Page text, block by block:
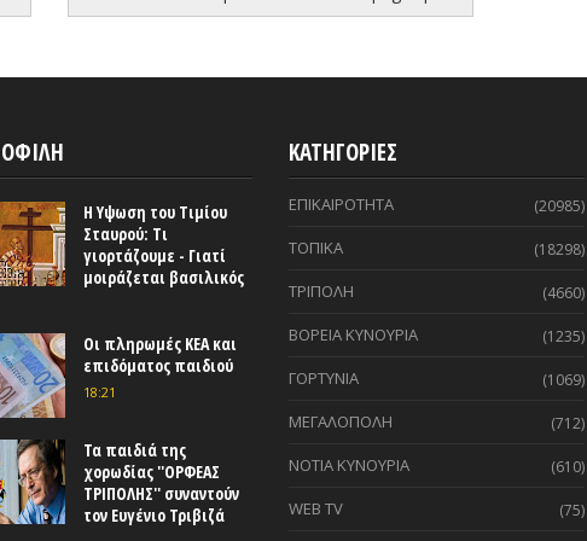
Η Υψωση του Τιμίου
Σταυρού: Τι
γιορτάζουμε - Γιατί
μοιράζεται βασιλικός
Οι πληρωμές ΚΕΑ και
επιδόματος παιδιού
18:21
Τα παιδιά της
χορωδίας ''ΟΡΦΕΑΣ
ΤΡΙΠΟΛΗΣ'' συναντούν
τον Ευγένιο Τριβιζά
ΚΑΤΗΓΟΡΙΕΣ
ΕΠΙΚΑΙΡΟΤΗΤΑ (20985)
ΤΟΠΙΚΑ (18298)
ΤΡΙΠΟΛΗ (4660)
ΒΟΡΕΙΑ ΚΥΝΟΥΡΙΑ (1235)
ΓΟΡΤΥΝΙΑ (1069)
ΜΕΓΑΛΟΠΟΛΗ (712)
ΝΟΤΙΑ ΚΥΝΟΥΡΙΑ (610)
WEB TV (75)